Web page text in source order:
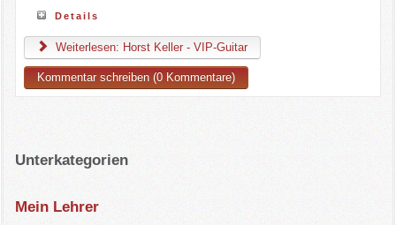
Details
Weiterlesen: Horst Keller - VIP-Guitar
Kommentar schreiben (0 Kommentare)
Unterkategorien
Mein Lehrer